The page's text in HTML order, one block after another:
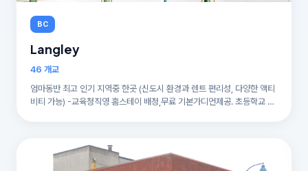
BC
Langley
46 개교
엄마동반 최고 인기 지역중 한곳 (신도시 환경과 렌트 편리성, 다양한 액티
비티 가능) -교육청직영 홈스테이 배정,무료 기본가디언제공. 초등학교 통